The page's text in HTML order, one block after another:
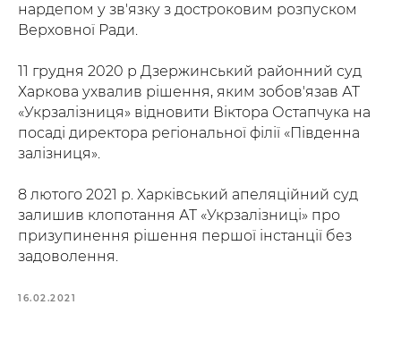
нардепом у зв'язку з достроковим розпуском
Верховної Ради.
11 грудня 2020 р Дзержинський районний суд
Харкова ухвалив рішення, яким зобов'язав АТ
«Укрзалізниця» відновити Віктора Остапчука на
посаді директора регіональної філії «Південна
залізниця».
8 лютого 2021 р. Харківський апеляційний суд
залишив клопотання АТ «Укрзалізниці» про
призупинення рішення першої інстанції без
задоволення.
16.02.2021